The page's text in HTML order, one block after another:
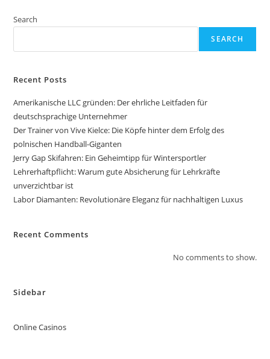
Search
SEARCH
Recent Posts
Amerikanische LLC gründen: Der ehrliche Leitfaden für
deutschsprachige Unternehmer
Der Trainer von Vive Kielce: Die Köpfe hinter dem Erfolg des
polnischen Handball-Giganten
Jerry Gap Skifahren: Ein Geheimtipp für Wintersportler
Lehrerhaftpflicht: Warum gute Absicherung für Lehrkräfte
unverzichtbar ist
Labor Diamanten: Revolutionäre Eleganz für nachhaltigen Luxus
Recent Comments
No comments to show.
Sidebar
Online Casinos